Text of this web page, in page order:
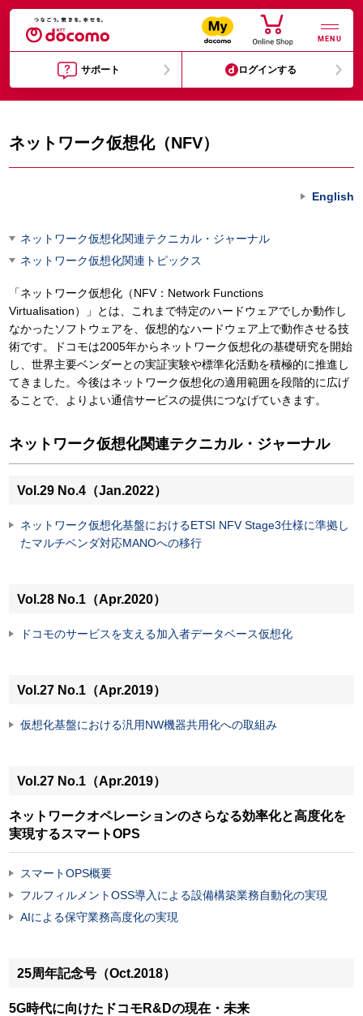
MENU
サポート ログインする
ネットワーク仮想化（NFV）
English
ネットワーク仮想化関連テクニカル・ジャーナル
ネットワーク仮想化関連トピックス
「ネットワーク仮想化（NFV：Network Functions
Virtualisation）」とは、これまで特定のハードウェアでしか動作し
なかったソフトウェアを、仮想的なハードウェア上で動作させる技
術です。ドコモは2005年からネットワーク仮想化の基礎研究を開始
し、世界主要ベンダーとの実証実験や標準化活動を積極的に推進し
てきました。今後はネットワーク仮想化の適用範囲を段階的に広げ
ることで、よりよい通信サービスの提供につなげていきます。
ネットワーク仮想化関連テクニカル・ジャーナル
Vol.29 No.4（Jan.2022）
ネットワーク仮想化基盤におけるETSI NFV Stage3仕様に準拠し
たマルチベンダ対応MANOへの移行
Vol.28 No.1（Apr.2020）
ドコモのサービスを支える加入者データベース仮想化
Vol.27 No.1（Apr.2019）
仮想化基盤における汎用NW機器共用化への取組み
Vol.27 No.1（Apr.2019）
ネットワークオペレーションのさらなる効率化と高度化を
実現するスマートOPS
スマートOPS概要
フルフィルメントOSS導入による設備構築業務自動化の実現
AIによる保守業務高度化の実現
25周年記念号（Oct.2018）
5G時代に向けたドコモR&Dの現在・未来